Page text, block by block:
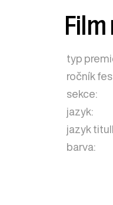
typ
ročník
sekce:
jazyk:
jazyk
barva: